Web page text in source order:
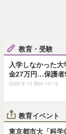
教育・受験
入学しなかった大
金27万円…保護者
2026.8.10 Mon 10:15
教育イベント
東京都市大「科学